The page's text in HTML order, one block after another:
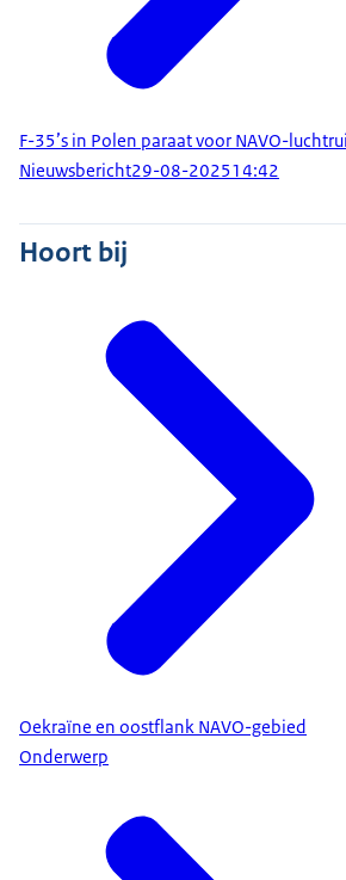
F-35’s in Polen paraat voor NAVO-
Nieuwsbericht29-08-202514:42
Hoort bij
Oekraïne en oostflank NAVO-gebied
Onderwerp